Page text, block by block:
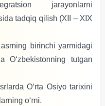
jarayonlarni
tadqiq qilish (XII – XIX
birinchi yarmidagi
Oʻzbekistonning tutgan
Oʻrta Osiyo tarixini
oʻrni.